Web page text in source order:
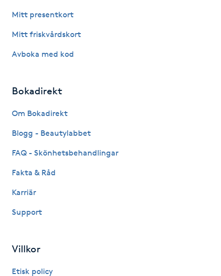
Idrottsmassage
Japansk massage
Mitt presentkort
Mitt friskvårdskort
Avboka med kod
Bokadirekt
Om Bokadirekt
Blogg - Beautylabbet
FAQ - Skönhetsbehandlingar
Fakta & Råd
Karriär
Support
Villkor
Etisk policy